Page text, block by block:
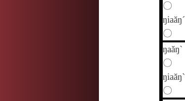
〇
ŋiaăŋ´
〇
ŋaăŋ`
〇
ŋiaăŋ`
〇